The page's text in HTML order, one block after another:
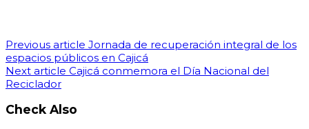
Previous article Jornada de recuperación integral de los
espacios públicos en Cajicá
Next article Cajicá conmemora el Día Nacional del
Reciclador
Check Also